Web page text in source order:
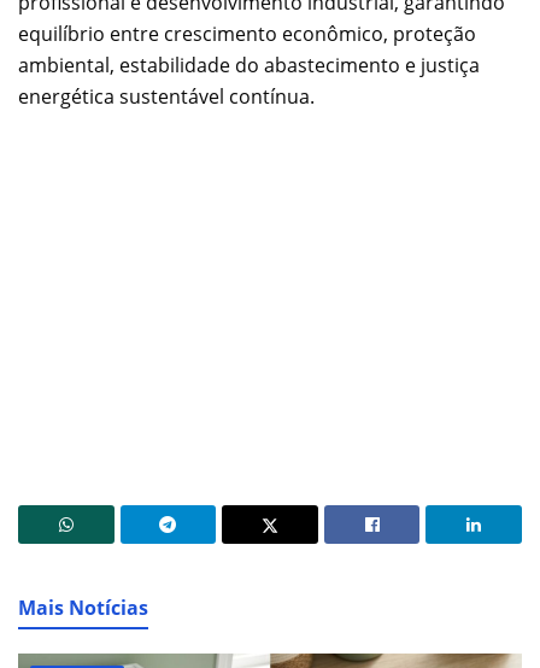
equilíbrio entre crescimento econômico, proteção
ambiental, estabilidade do abastecimento e justiça
energética sustentável contínua.
Mais Notícias